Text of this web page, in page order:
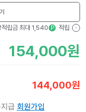
적립금 최대 1,540 P 적립 ?
154,000원
144,000원
급 회원가입